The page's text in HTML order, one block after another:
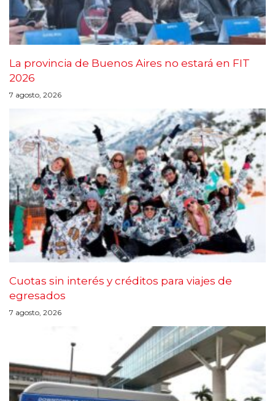
La provincia de Buenos Aires no estará en FIT
2026
7 agosto, 2026
Cuotas sin interés y créditos para viajes de
egresados
7 agosto, 2026